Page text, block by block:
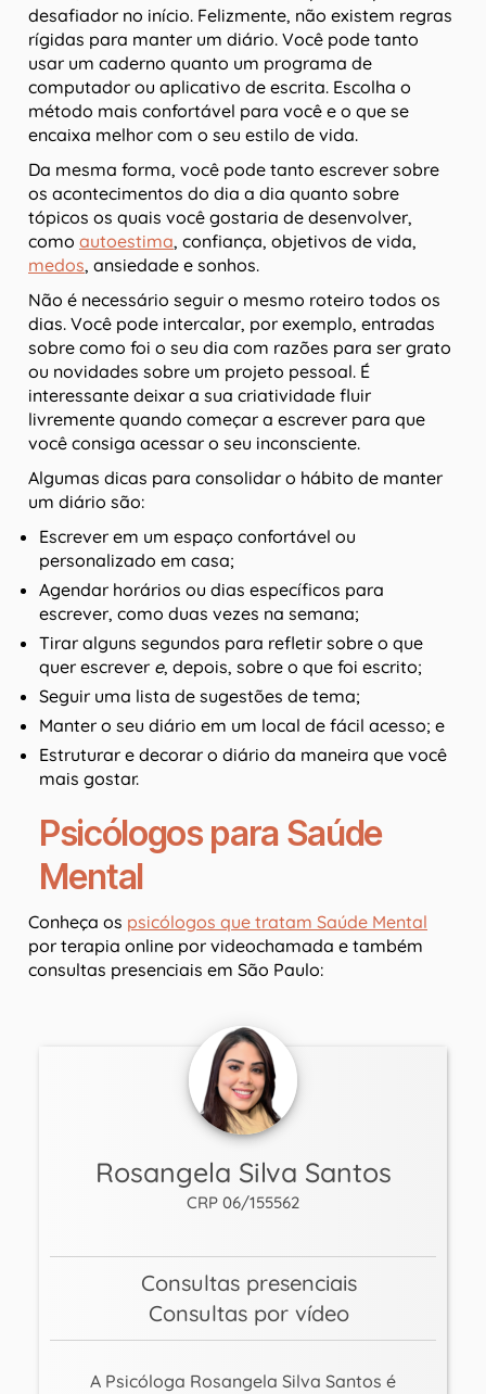
desafiador no início. Felizmente, não existem regras
rígidas para manter um diário. Você pode tanto
usar um caderno quanto um programa de
computador ou aplicativo de escrita. Escolha o
método mais confortável para você e o que se
encaixa melhor com o seu estilo de vida.
Da mesma forma, você pode tanto escrever sobre
os acontecimentos do dia a dia quanto sobre
tópicos os quais você gostaria de desenvolver,
como autoestima, confiança, objetivos de vida,
medos, ansiedade e sonhos.
Não é necessário seguir o mesmo roteiro todos os
dias. Você pode intercalar, por exemplo, entradas
sobre como foi o seu dia com razões para ser grato
ou novidades sobre um projeto pessoal. É
interessante deixar a sua criatividade fluir
livremente quando começar a escrever para que
você consiga acessar o seu inconsciente.
Algumas dicas para consolidar o hábito de manter
um diário são:
Escrever em um espaço confortável ou
personalizado em casa;
Agendar horários ou dias específicos para
escrever, como duas vezes na semana;
Tirar alguns segundos para refletir sobre o que
quer escrever e, depois, sobre o que foi escrito;
Seguir uma lista de sugestões de tema;
Manter o seu diário em um local de fácil acesso; e
Estruturar e decorar o diário da maneira que você
mais gostar.
Psicólogos para Saúde
Mental
Conheça os psicólogos que tratam Saúde Mental
por terapia online por videochamada e também
consultas presenciais em São Paulo:
Rosangela Silva Santos
CRP 06/155562
Consultas presenciais
Consultas por vídeo
A Psicóloga Rosangela Silva Santos é